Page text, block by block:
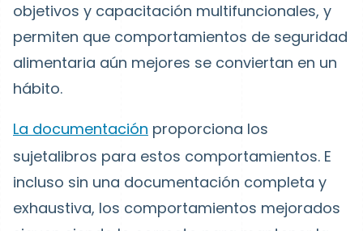
objetivos y capacitación multifuncionales, y
permiten que comportamientos de seguridad
alimentaria aún mejores se conviertan en un
hábito.
La documentación proporciona los
sujetalibros para estos comportamientos. E
incluso sin una documentación completa y
exhaustiva, los comportamientos mejorados